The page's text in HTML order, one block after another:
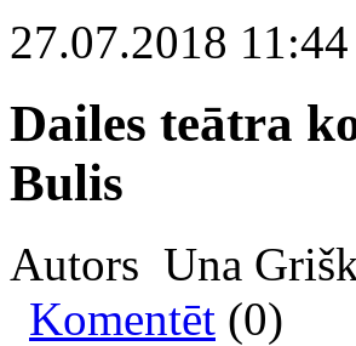
27.07.2018 11:44
Dailes teātra
Bulis
Autors Una
Komentēt (0)